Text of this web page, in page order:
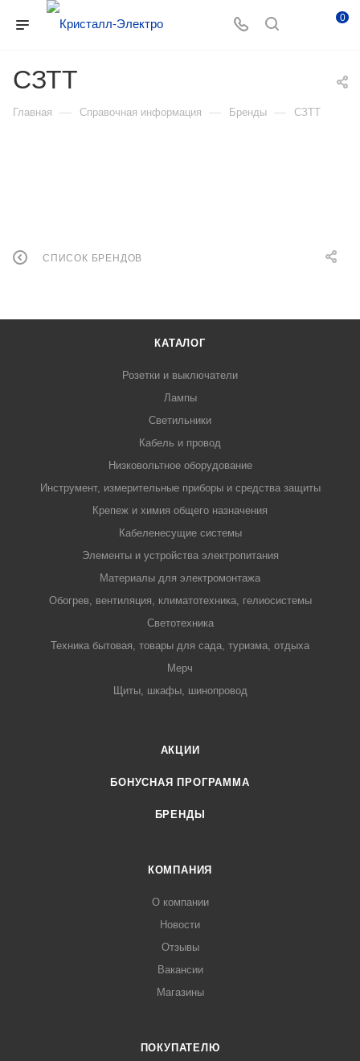
0
СЗТТ
Главная — Справочная информация — Бренды — СЗТТ
СПИСОК БРЕНДОВ
КАТАЛОГ
Розетки и выключатели
Лампы
Светильники
Кабель и провод
Низковольтное оборудование
Инструмент, измерительные приборы и средства защиты
Крепеж и химия общего назначения
Кабеленесущие системы
Элементы и устройства электропитания
Материалы для электромонтажа
Обогрев, вентиляция, климатотехника, гелиосистемы
Светотехника
Техника бытовая, товары для сада, туризма, отдыха
Мерч
Щиты, шкафы, шинопровод
АКЦИИ
БОНУСНАЯ ПРОГРАММА
БРЕНДЫ
КОМПАНИЯ
О компании
Новости
Отзывы
Вакансии
Магазины
ПОКУПАТЕЛЮ